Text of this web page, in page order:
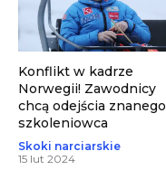
Konflikt w kadrze
Norwegii! Zawodnicy
chcą odejścia znanego
szkoleniowca
Skoki narciarskie
15 lut 2024